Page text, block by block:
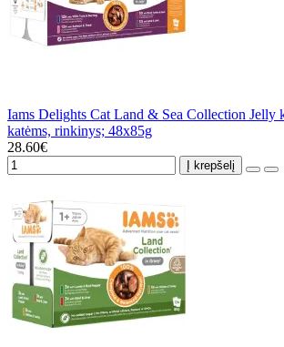
Iams Delights Cat Land & Sea Collection Jelly
katėms, rinkinys; 48x85g
28.60€
Į krepšelį